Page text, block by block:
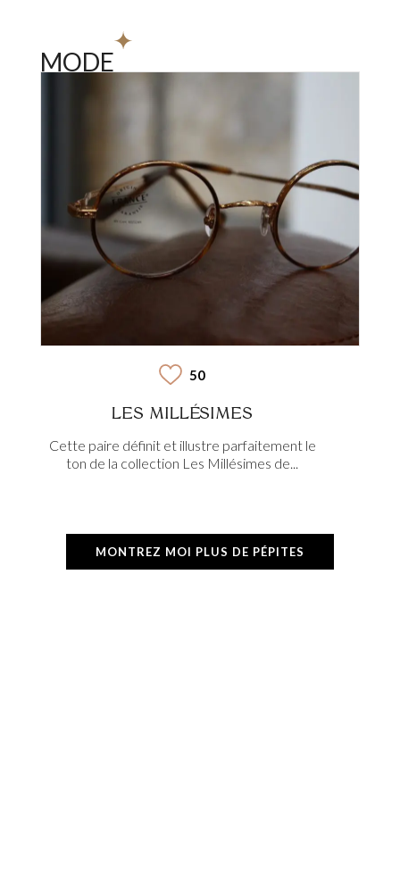
MODE
50
LES MILLÉSIMES
Cette paire définit et illustre parfaitement le
ton de la collection Les Millésimes de...
MONTREZ MOI PLUS DE PÉPITES